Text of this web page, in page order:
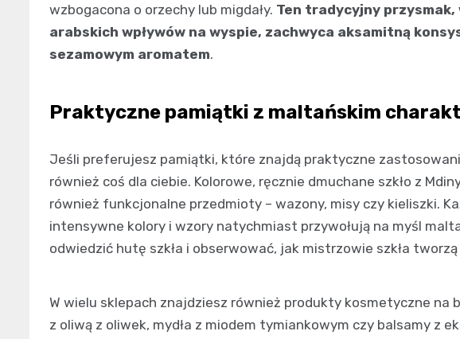
wzbogacona o orzechy lub migdały. Ten tradycyjny przysmak,
arabskich wpływów na wyspie, zachwyca aksamitną
sezamowym aromatem.
Praktyczne pamiątki z maltańskim
Jeśli preferujesz pamiątki, które znajdą praktyczne
również coś dla ciebie. Kolorowe, ręcznie dmuchane szkło z
również funkcjonalne przedmioty – wazony, misy czy kieliszki.
intensywne kolory i wzory natychmiast przywołują na myśl
odwiedzić hutę szkła i obserwować, jak mistrzowie szkła
W wielu sklepach znajdziesz również produkty kosmetyczne na
z oliwą z oliwek, mydła z miodem tymiankowym czy balsamy z